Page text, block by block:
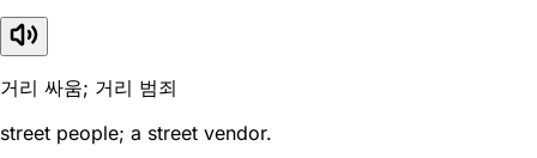
거리 싸움; 거리 범죄
street people; a street vendor.